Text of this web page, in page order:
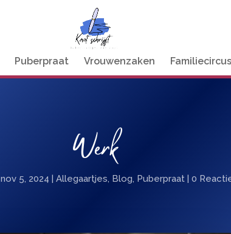
Puberpraat Vrouwenzaken Familiecircus
Werk
nov 5, 2024 | Allegaartjes, Blog, Puberpraat | 0